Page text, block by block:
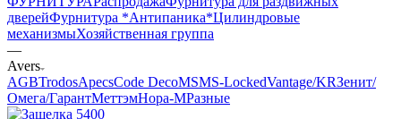
дверейФурнитура *Антипаника*Цилиндровые
механизмыХозяйственная группа
—
Avers
AGBTrodosApecsCode DecoMSMS-LockedVantage/KRЗенит/
Омега/ГарантМеттэмНора-МРазные